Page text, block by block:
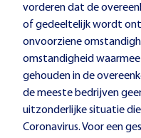
vorderen dat de
of gedeeltelijk wordt
onvoorziene
omstandigheid
gehouden in de
de meeste bedrijven
uitzonderlijke situatie
Coronavirus. Voor een